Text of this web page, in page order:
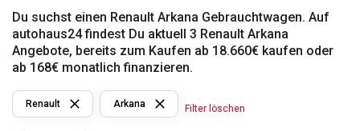
Du suchst einen Renault Arkana Gebrauchtwagen. Auf
autohaus24 findest Du aktuell 3 Renault Arkana
Angebote, bereits zum Kaufen ab 18.660€ kaufen oder
ab 168€ monatlich finanzieren.
Renault Arkana Filter löschen